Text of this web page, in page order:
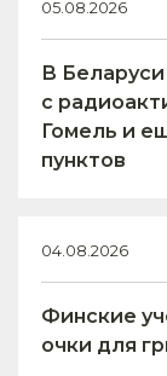
05.08.2026
В
с
Гомель и
пунктов
04.08.2026
Финские
очки для